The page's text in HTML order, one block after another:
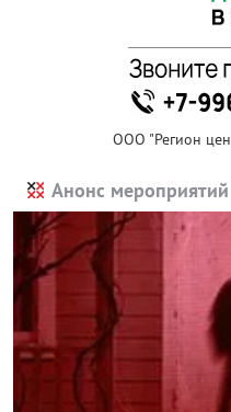
ООО "Регион
Анонс мероприятий